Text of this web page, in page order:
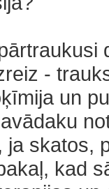
-
un
ja skatos,
kad